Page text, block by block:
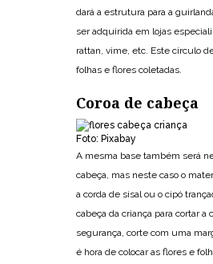
dará a estrutura para a
ser adquirida em lojas
rattan, vime, etc. Este círculo
folhas e flores coletadas.
Coroa de cabeça
Foto: Pixabay
A mesma base também será
cabeça, mas neste caso o
a corda de sisal ou o cipó
cabeça da criança para cortar a
segurança, corte com uma
é hora de colocar as flores e